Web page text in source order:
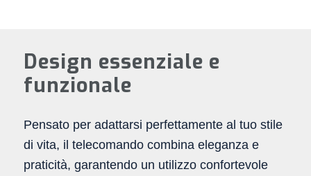
Design essenziale e
funzionale
Pensato per adattarsi perfettamente al tuo stile
di vita, il telecomando combina eleganza e
praticità, garantendo un utilizzo confortevole